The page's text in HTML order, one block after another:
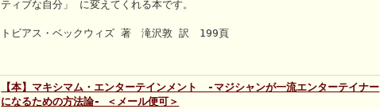
ティブな自分」 に変えてくれる本です。
トビアス・ベックウィズ 著 滝沢敦 訳 199頁
【本】マキシマム・エンターテインメント -マジシャンが一流エンターテイナー
になるための方法論- ＜メール便可＞